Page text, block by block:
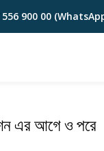
900 00
এর আগে ও পরে